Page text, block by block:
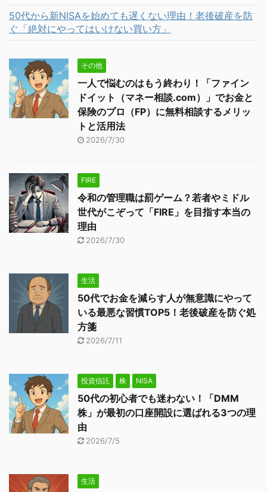
50代から新NISAを始めても遅くない理由！老後破産を防
ぐ「絶対にやってはいけない買い方」
その他
一人で悩むのはもう終わり！「ファイン
ドイット（マネー相談.com）」でお金と
保険のプロ（FP）に無料相談するメリッ
トと活用法
2026/7/30
FIRE
令和の管理職は罰ゲーム？若者やミドル
世代がこぞって「FIRE」を目指す本当の
理由
2026/7/30
生活
50代でお金を減らす人が無意識にやって
いる最悪な習慣TOP5！老後破産を防ぐ処
方箋
2026/7/11
投資信託 株 NISA
50代の初心者でも迷わない！「DMM
株」が最初の口座開設に選ばれる3つの理
由
2026/7/5
生活